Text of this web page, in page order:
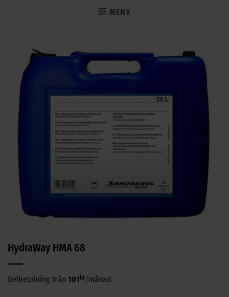
MENY
HydraWay HMA 68
Delbetalning från 101 kr/månad